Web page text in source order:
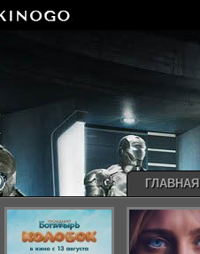
ГЛАВНАЯ